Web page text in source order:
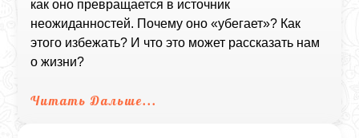
как оно превращается в источник
неожиданностей. Почему оно «убегает»? Как
этого избежать? И что это может рассказать нам
о жизни?
Читать Дальше...